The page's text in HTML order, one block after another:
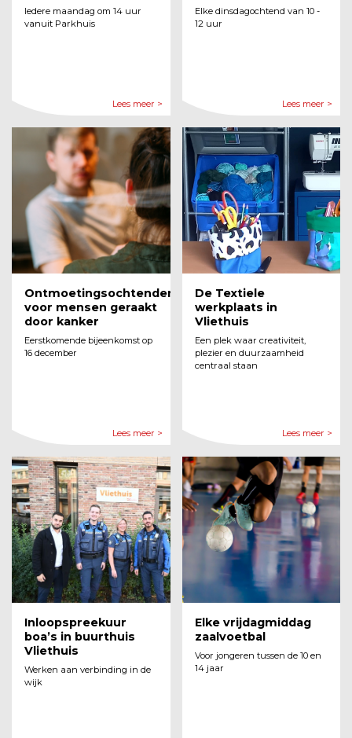
Iedere maandag om 14 uur
vanuit Parkhuis
Lees meer >
Elke dinsdagochtend van 10 -
12 uur
Lees meer >
Ontmoetingsochtenden
voor mensen geraakt
door kanker
Eerstkomende bijeenkomst op
16 december
Lees meer >
De Textiele
werkplaats in
Vliethuis
Een plek waar creativiteit,
plezier en duurzaamheid
centraal staan
Lees meer >
Inloopspreekuur
boa’s in buurthuis
Vliethuis
Werken aan verbinding in de
wijk
Elke vrijdagmiddag
zaalvoetbal
Voor jongeren tussen de 10 en
14 jaar